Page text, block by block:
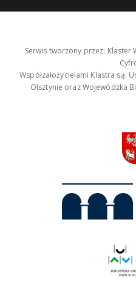
Serwis tworzony przez:
Współzałożycielami Klastra są:
Olsztynie oraz Wojewódzka